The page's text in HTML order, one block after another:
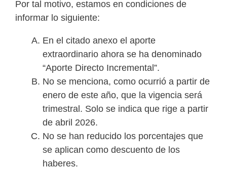
Por tal motivo, estamos en condiciones de
informar lo siguiente:
En el citado anexo el aporte
extraordinario ahora se ha denominado
“Aporte Directo Incremental”.
No se menciona, como ocurrió a partir de
enero de este año, que la vigencia será
trimestral. Solo se indica que rige a partir
de abril 2026.
No se han reducido los porcentajes que
se aplican como descuento de los
haberes.